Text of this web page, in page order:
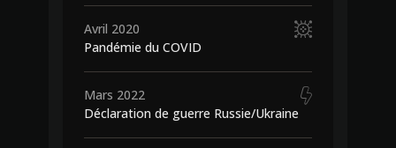
Avril 2020
Pandémie du COVID
Mars 2022
Déclaration de guerre Russie/Ukraine